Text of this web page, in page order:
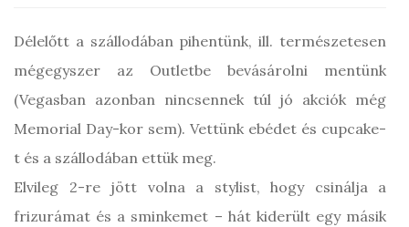
Délelőtt a szállodában pihentünk, ill. természetesen
mégegyszer az Outletbe bevásárolni mentünk
(Vegasban azonban nincsennek túl jó akciók még
Memorial Day-kor sem). Vettünk ebédet és cupcake-
t és a szállodában ettük meg.
Elvileg 2-re jött volna a stylist, hogy csinálja a
frizurámat és a sminkemet – hát kiderült egy másik